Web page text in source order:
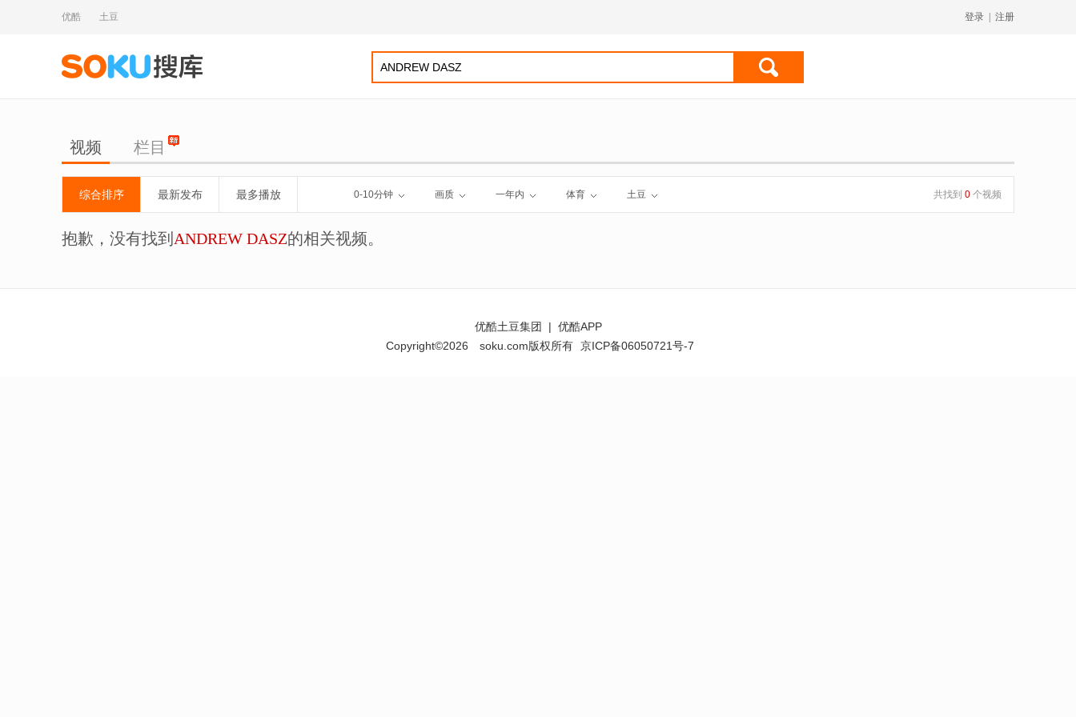
优酷 土豆 登录 注册
视频 栏目
综合排序 最新发布 最多播放 0-10分钟 画质 一年内 体育 土豆 共找到 0 个视频
抱歉，没有找到 ANDREW DASZ的相关视频。
优酷土豆集团 | 优酷APP
Copyright©2026
soku.com版权所有 京ICP备06050721号-7